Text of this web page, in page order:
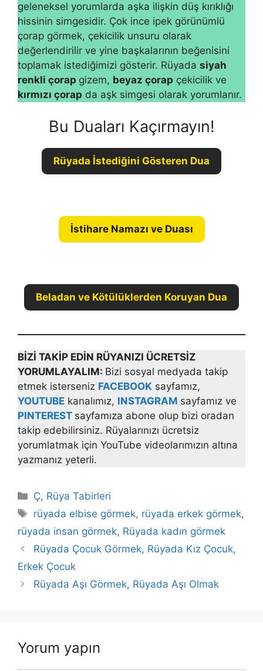
geleneksel yorumlarda aşka ilişkin düş kırıklığı
hissinin simgesidir. Çok ince ipek görünümlü
çorap görmek, çekicilik unsuru olarak
değerlendirilir ve yine baş­kalarının beğenisini
toplamak istediğimizi gösterir. Rüyada siyah
renkli ço­rap gizem, beyaz çorap çekicilik ve
kırmızı çorap da aşk simgesi olarak yo­rumlanır.
Bu Duaları Kaçırmayın!
Rüyada İstediğini Gösteren Dua
İstihare Namazı ve Duası
Beladan ve Kötülüklerden Koruyan Dua
BİZİ TAKİP EDİN RÜYANIZI ÜCRETSİZ
YORUMLAYALIM: Bizi sosyal medyada takip
etmek isterseniz FACEBOOK sayfamız,
YOUTUBE kanalımız, INSTAGRAM sayfamız ve
PINTEREST sayfamıza abone olup bizi oradan
takip edebilirsiniz. Rüyalarınızı ücretsiz
yorumlatmak için YouTube videolarımızın altına
yazmanız yeterli.
Kategoriler
Ç, Rüya Tabirleri
Etiketler
rüyada elbise görmek, rüyada erkek görmek,
rüyada insan görmek, Rüyada kadın görmek
Rüyada Çocuk Görmek, Rüyada Kız Çocuk,
Erkek Çocuk
Rüyada Aşı Görmek, Rüyada Aşı Olmak
Yorum yapın